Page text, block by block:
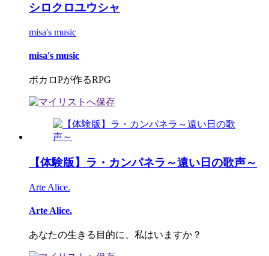
シロクロユウシャ
misa's music
misa's music
ボカロPが作るRPG
【体験版】ラ・カンパネラ～遠い日の歌声～
Arte Alice.
Arte Alice.
あなたの生きる目的に、私はいますか？